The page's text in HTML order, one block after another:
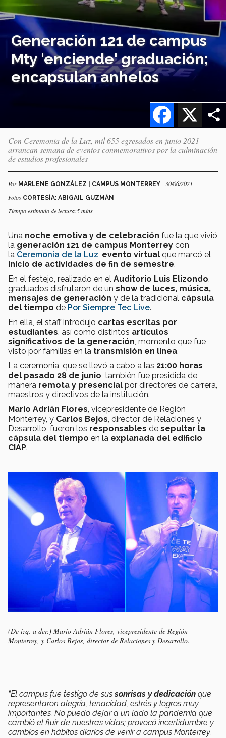
Generación 121 de campus
Mty 'enciende' graduación;
encapsulan anhelos
X
Facebook
Con Ceremonia de la Luz, mil 655 egresados en junio 2021
arrancan semana de eventos conmemorativos por la culminación
de estudios profesionales
Por MARLENE GONZÁLEZ | CAMPUS MONTERREY - 30/06/2021
Fotos CORTESÍA: ABIGAIL GUZMÁN
Tiempo estimado de lectura:5 mins
Una noche emotiva y de celebración fue la que vivió
la generación 121 de campus Monterrey con
la Ceremonia de la Luz evento virtual que marcó el
inicio de actividades de fin de semestre.
En el festejo, realizado en el Auditorio Luis Elizondo
graduados disfrutaron de un show de luces, música,
mensajes de generación y de la tradicional cápsula
del tiempo de Por Siempre Tec Live.
En ella, el staff introdujo cartas escritas por
estudiantes , así como distintos artículos
significativos de la generación , momento que fue
visto por familias en la transmisión en línea.
La ceremonia, que se llevó a cabo a las 21:00 horas
del pasado 28 de junio , también fue presidida de
manera remota y presencial por directores de carrera,
maestros y directivos de la institución.
Mario Adrián Flores , vicepresidente de Región
Monterrey, y Carlos Bejos , director de Relaciones y
Desarrollo, fueron los responsables de sepultar la
cápsula del tiempo en la explanada del edificio
CIAP.
(De izq. a der.) Mario Adrián Flores, vicepresidente de Región
Monterrey, y Carlos Bejos, director de Relaciones y Desarrollo.
“El campus fue testigo de sussonrisas y dedicación que
representaron alegría, tenacidad, estrés y logros muy
importantes. No puedo dejar a un lado la pandemia que
cambió el fluir de nuestras vidas; provocó incertidumbre y
cambios en hábitos diarios de venir a campus Monterrey.